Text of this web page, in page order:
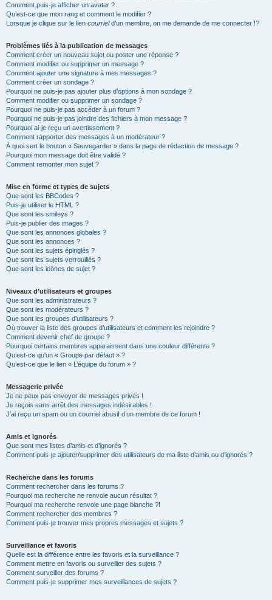
Comment puis-je afficher un avatar ?
Qu’est-ce que mon rang et comment le modifier ?
Lorsque je clique sur le lien courrield’un membre, on me demande de me connecter !?
Problèmes liés à la publication de messages
Comment créer un nouveau sujet ou poster une réponse ?
Comment modifier ou supprimer un message ?
Comment ajouter une signature à mes messages ?
Comment créer un sondage ?
Pourquoi ne puis-je pas ajouter plus d’options à mon sondage ?
Comment modifier ou supprimer un sondage ?
Pourquoi ne puis-je pas accéder à un forum ?
Pourquoi ne puis-je pas joindre des fichiers à mon message ?
Pourquoi ai-je reçu un avertissement ?
Comment rapporter des messages à un modérateur ?
À quoi sert le bouton « Sauvegarder » dans la page de rédaction de message ?
Pourquoi mon message doit être validé ?
Comment remonter mon sujet ?
Mise en forme et types de sujets
Que sont les BBCodes ?
Puis-je utiliser le HTML ?
Que sont les smileys ?
Puis-je publier des images ?
Que sont les annonces globales ?
Que sont les annonces ?
Que sont les sujets épinglés ?
Que sont les sujets verrouillés ?
Que sont les icônes de sujet ?
Niveaux d’utilisateurs et groupes
Que sont les administrateurs ?
Que sont les modérateurs ?
Que sont les groupes d’utilisateurs ?
Où trouver la liste des groupes d’utilisateurs et comment les rejoindre ?
Comment devenir chef de groupe ?
Pourquoi certains membres apparaissent dans une couleur différente ?
Qu’est-ce qu’un « Groupe par défaut » ?
Qu’est-ce que le lien « L’équipe du forum » ?
Messagerie privée
Je ne peux pas envoyer de messages privés !
Je reçois sans arrêt des messages indésirables !
J’ai reçu un spam ou un courriel abusif d’un membre de ce forum !
Amis et ignorés
Que sont mes listes d’amis et d’ignorés ?
Comment puis-je ajouter/supprimer des utilisateurs de ma liste d’amis ou d’ignorés ?
Recherche dans les forums
Comment rechercher dans les forums ?
Pourquoi ma recherche ne renvoie aucun résultat ?
Pourquoi ma recherche renvoie une page blanche ?!
Comment rechercher des membres ?
Comment puis-je trouver mes propres messages et sujets ?
Surveillance et favoris
Quelle est la différence entre les favoris et la surveillance ?
Comment mettre en favoris ou surveiller des sujets ?
Comment surveiller des forums ?
Comment puis-je supprimer mes surveillances de sujets ?